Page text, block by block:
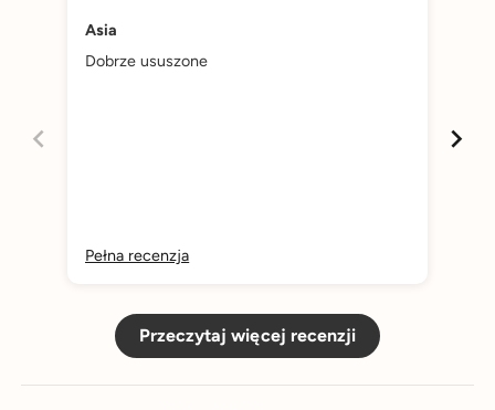
Asia
Dobrze ususzone
Pełna recenzja
Przeczytaj więcej recenzji